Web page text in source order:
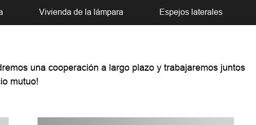
Vivienda de la lámpara Espejos laterales
una cooperación a largo plazo y trabajaremos juntos
mutuo!